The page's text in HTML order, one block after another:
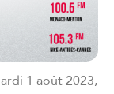
1 août 2023,